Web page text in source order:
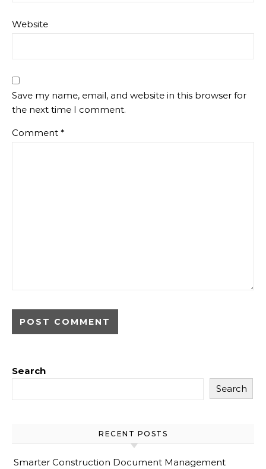
Website
Save my name, email, and website in this browser for
the next time I comment.
Comment *
Search
Search
RECENT POSTS
Smarter Construction Document Management